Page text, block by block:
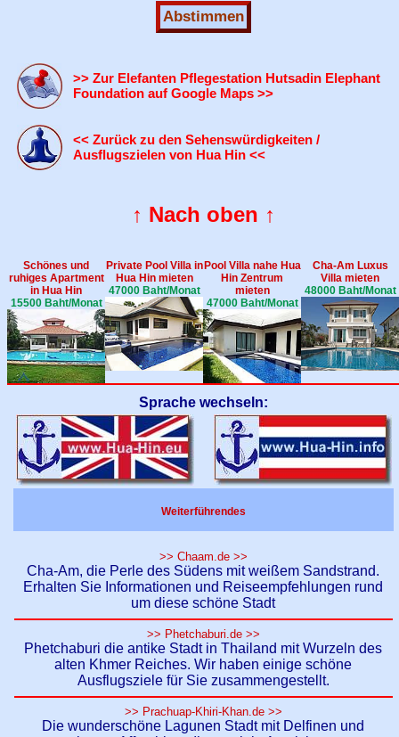
>> Zur Elefanten Pflegestation Hutsadin Elephant
Foundation auf Google Maps >>
<< Zurück zu den Sehenswürdigkeiten /
Ausflugszielen von Hua Hin <<
↑ Nach oben ↑
Schönes und
ruhiges Apartment
in Hua Hin
15500 Baht/Monat
Private Pool Villa in
Hua Hin mieten
47000 Baht/Monat
Pool Villa nahe Hua
Hin Zentrum
mieten
47000 Baht/Monat
Cha-Am Luxus
Villa mieten
48000 Baht/Monat
Sprache wechseln:
Weiterführendes
>> Chaam.de >>
Cha-Am, die Perle des Südens mit weißem Sandstrand.
Erhalten Sie Informationen und Reiseempfehlungen rund
um diese schöne Stadt
>> Phetchaburi.de >>
Phetchaburi die antike Stadt in Thailand mit Wurzeln des
alten Khmer Reiches. Wir haben einige schöne
Ausflugsziele für Sie zusammengestellt.
>> Prachuap-Khiri-Khan.de >>
Die wunderschöne Lagunen Stadt mit Delfinen und